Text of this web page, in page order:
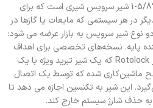
شیر روتولاک (شیرکمپرسور) چینی “5/8-1 شیر سرویس شیری است که برای
در هر سیستمی که مایعات یا گازها در
نوع شیر سرویس به بازار عرضه می شود:
پایه. نسخه‌های تخصصی برای اهداف
خاصی ساخته می‌شوند، مانند شیر Rotolock که یک شیر تبرید ویژه با یک
ماشین‌کاری شده که توسط یک اتصال
این شیر به تکنسین اجازه می دهد تا
به حذف شارژ سیستم خارج کند.